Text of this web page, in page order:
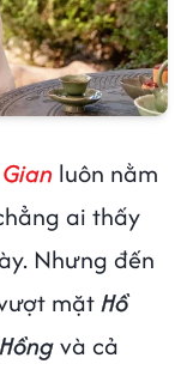
luôn nằm
ai thấy
Nhưng đến
mặtHồ
và cả